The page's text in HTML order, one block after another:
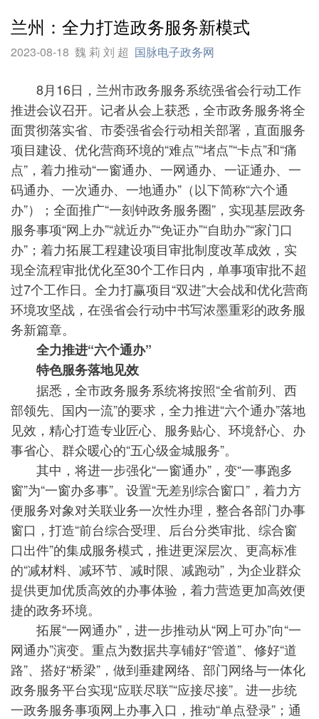
兰州：全力打造政务服务新模式
2023-08-18 魏 莉 刘 超 国脉电子政务网
8月16日，兰州市政务服务系统强省会行动工作
推进会议召开。记者从会上获悉，全市政务服务将全
面贯彻落实省、市委强省会行动相关部署，直面服务
项目建设、优化营商环境的“难点”“堵点”“卡点”和“痛
点”，着力推动“一窗通办、一网通办、一证通办、一
码通办、一次通办、一地通办”（以下简称“六个通
办”）；全面推广“一刻钟政务服务圈”，实现基层政务
服务事项“网上办”“就近办”“免证办”“自助办”“家门口
办”；着力拓展工程建设项目审批制度改革成效，实
现全流程审批优化至30个工作日内，单事项审批不超
过7个工作日。全力打赢项目“双进”大会战和优化营商
环境攻坚战，在强省会行动中书写浓墨重彩的政务服
务新篇章。
全力推进“六个通办”
特色服务落地见效
据悉，全市政务服务系统将按照“全省前列、西
部领先、国内一流”的要求，全力推进“六个通办”落地
见效，精心打造专业匠心、服务贴心、环境舒心、办
事省心、群众暖心的“五心级金城服务”。
其中，将进一步强化“一窗通办”，变“一事跑多
窗”为“一窗办多事”。设置“无差别综合窗口”，着力方
便服务对象对关联业务一次性办理，整合各部门办事
窗口，打造“前台综合受理、后台分类审批、综合窗
口出件”的集成服务模式，推进更深层次、更高标准
的“减材料、减环节、减时限、减跑动”，为企业群众
提供更加优质高效的办事体验，着力营造更加高效便
捷的政务环境。
拓展“一网通办”，进一步推动从“网上可办”向“一
网通办”演变。重点为数据共享铺好“管道”、修好“道
路”、搭好“桥梁”，做到垂建网络、部门网络与一体化
政务服务平台实现“应联尽联”“应接尽接”。进一步统
一政务服务事项网上办事入口，推动“单点登录”；通